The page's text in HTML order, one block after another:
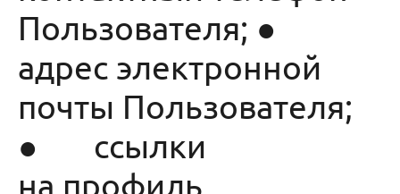
Пользователя; ●
адрес электронной
почты Пользователя;
● ссылки
на профиль